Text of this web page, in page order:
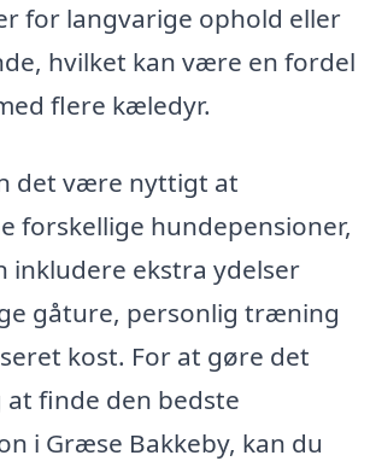
for langvarige ophold eller
hvilket kan være en fordel
flere kæledyr.
det være nyttigt at
forskellige hundepensioner,
inkludere ekstra ydelser
gåture, personlig træning
kost. For at gøre det
finde den bedste
i Græse Bakkeby, kan du